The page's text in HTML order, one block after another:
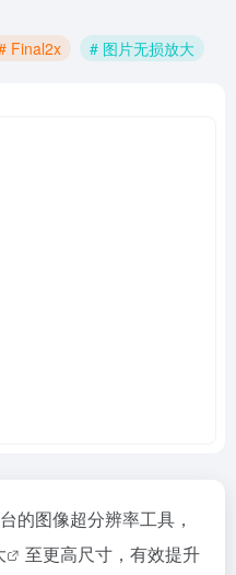
Final2x # 图片无损放大
的图像超分辨率工具，
至更高尺寸，有效提升